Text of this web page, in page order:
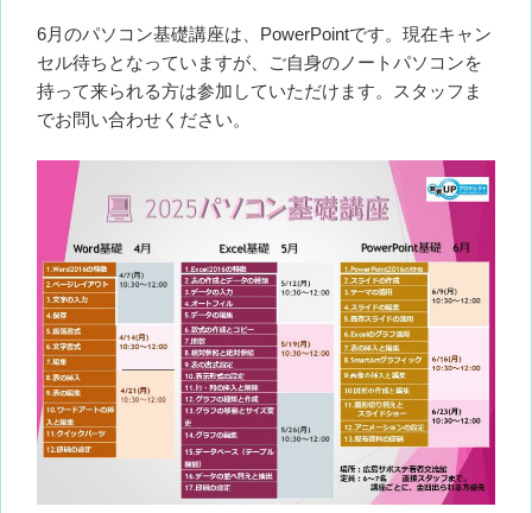
6月のパソコン基礎講座は、PowerPointです。現在キャン
セル待ちとなっていますが、ご自身のノートパソコンを
持って来られる方は参加していただけます。スタッフま
でお問い合わせください。